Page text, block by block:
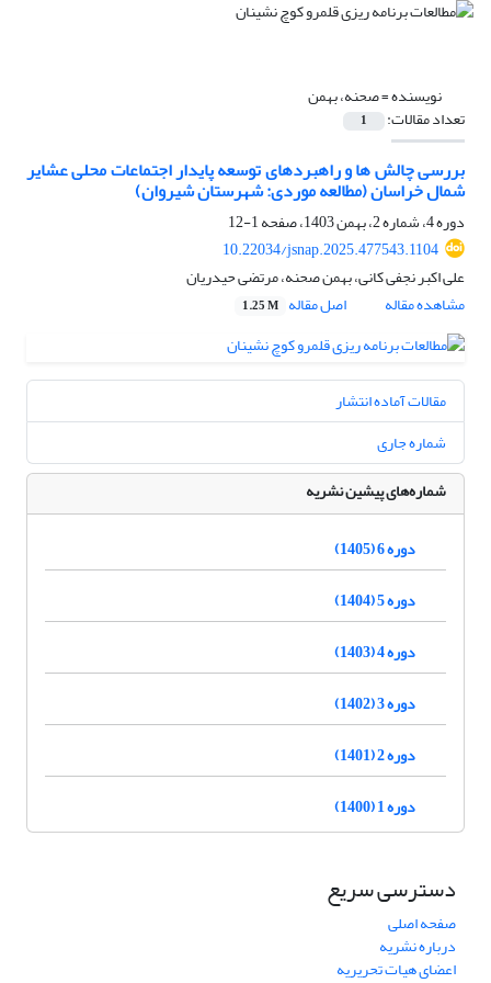
نویسنده =صحنه، بهمن
تعداد مقالات: 1
بررسی چالش ها و راهبردهای توسعه پایدار اجتماعات محلی عشایر
شمال خراسان (مطالعه موردی: شهرستان شیروان)
دوره 4، شماره 2، بهمن 1403، صفحه
1-12
10.22034/jsnap.2025.477543.1104
علی اکبر نجفی کانی، بهمن صحنه، مرتضی حیدریان
مشاهده مقاله
اصل مقاله 1.25 M
مقالات آماده انتشار
شماره جاری
شماره‌های پیشین نشریه
دوره 6 (1405)
دوره 5 (1404)
دوره 4 (1403)
دوره 3 (1402)
دوره 2 (1401)
دوره 1 (1400)
دسترسی سریع
صفحه اصلی
درباره نشریه
اعضای هیات تحریریه